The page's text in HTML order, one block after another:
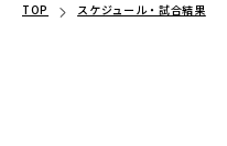
TOP スケジュール・試合結果